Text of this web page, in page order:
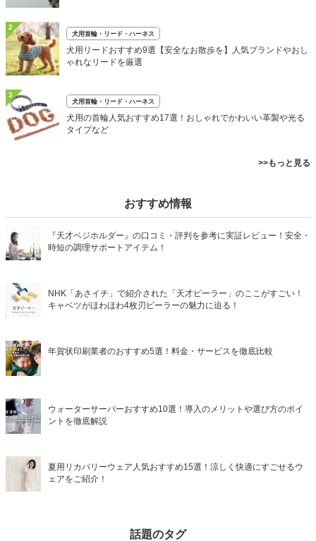
2
犬用首輪・リード・ハーネス
犬用リードおすすめ9選【安全なお散歩を】人気ブランドやおし
ゃれなリードを厳選
3
犬用首輪・リード・ハーネス
犬用の首輪人気おすすめ17選！おしゃれでかわいい革製や光る
タイプなど
>>もっと見る
おすすめ情報
『天才ベジホルダー』の口コミ・評判を参考に実証レビュー！安全・
時短の調理サポートアイテム！
NHK「あさイチ」で紹介された「天才ピーラー」のここがすごい！
キャベツがほわほわ4枚刃ピーラーの魅力に迫る！
年賀状印刷業者のおすすめ5選！料金・サービスを徹底比較
ウォーターサーバーおすすめ10選！導入のメリットや選び方のポイ
ントを徹底解説
夏用リカバリーウェア人気おすすめ15選！涼しく快適にすごせるウ
ェアをご紹介！
話題のタグ